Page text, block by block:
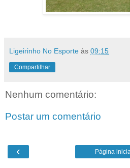
Ligeirinho No Esporte às 09:15
Compartilhar
Nenhum comentário:
Postar um comentário
‹ Página